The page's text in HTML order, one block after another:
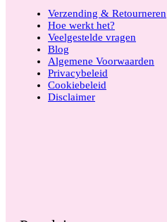
Verzending & Retourneren
Hoe werkt het?
Veelgestelde vragen
Blog
Algemene Voorwaarden
Privacybeleid
Cookiebeleid
Disclaimer